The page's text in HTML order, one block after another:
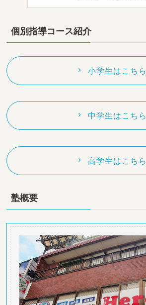
個別指導コース紹介
小学生はこちら
中学生はこちら
高学生はこちら
塾概要